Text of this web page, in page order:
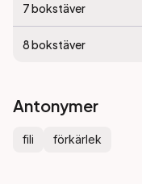
7bokstäver
8bokstäver
Antonymer
fili förkärlek